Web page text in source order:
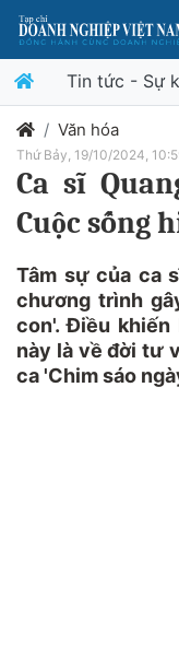
Tin tức - Sự
Văn hóa
Thứ Bảy, 19/10/2024,
Ca sĩ
Cuộc sống
Tâm sự của ca
chương trình
con'. Điều khiến
này là về đời tư
ca 'Chim sáo